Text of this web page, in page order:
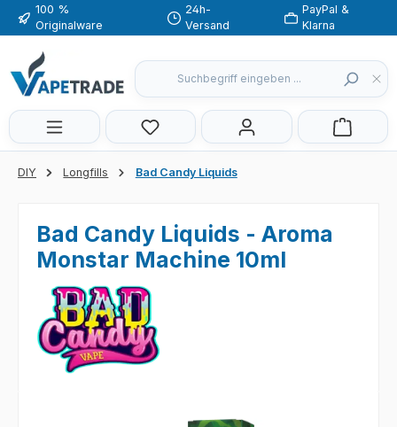
Zum Hauptinhalt springen
100 %
Originalware
24h-
Versand
PayPal &
Klarna
Du hast 0 Produkte auf dem
DIY Longfills Bad Candy Liquids
Bad Candy Liquids - Aroma
Monstar Machine 10ml
Bildergalerie überspringen